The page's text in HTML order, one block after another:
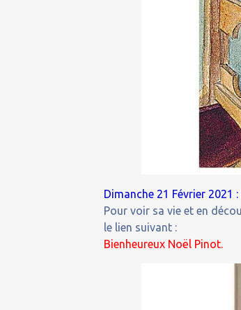
Dimanche 21 Février 2021
Pour voir sa vie et en
le lien suivant :
Bienheureux Noël Pinot.